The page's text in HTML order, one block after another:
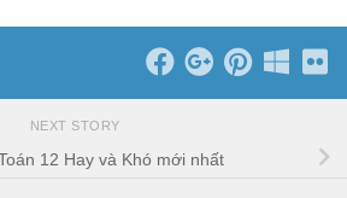
NEXT STORY
12 Hay và Khó mới nhất